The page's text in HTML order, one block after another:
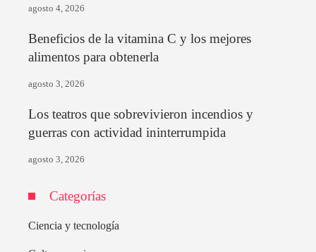
agosto 4, 2026
Beneficios de la vitamina C y los mejores
alimentos para obtenerla
agosto 3, 2026
Los teatros que sobrevivieron incendios y
guerras con actividad ininterrumpida
agosto 3, 2026
Categorías
Ciencia y tecnología